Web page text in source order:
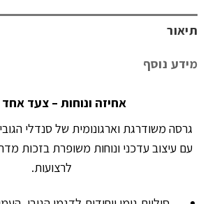
תיאור
מידע נוסף
אחיזה ונוחות – צעד
גרסה משודרגת וארגונומית של סנדלי
לרצועות.